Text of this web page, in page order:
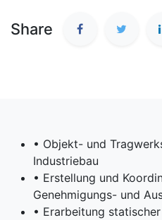
Share
• Objekt- und
Industriebau
• Erstellung und
Genehmigungs- und
• Erarbeitung